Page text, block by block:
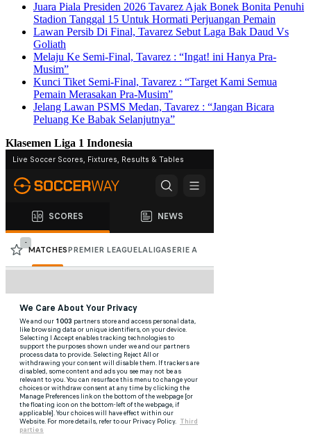
Juara Piala Presiden 2026 Tavarez Ajak Bonek Bonita Penuhi
Stadion Tanggal 15 Untuk Hormati Perjuangan Pemain
Lawan Persib Di Final, Tavarez Sebut Laga Bak Daud Vs
Goliath
Melaju Ke Semi-Final, Tavarez : “Ingat! ini Hanya Pra-
Musim”
Kunci Tiket Semi-Final, Tavarez : “Target Kami Semua
Pemain Merasakan Pra-Musim”
Jelang Lawan PSMS Medan, Tavarez : “Jangan Bicara
Peluang Ke Babak Selanjutnya”
Klasemen Liga 1 Indonesia